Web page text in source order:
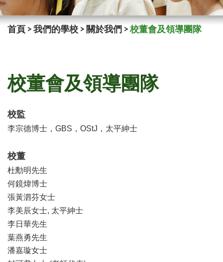
首頁 >我們的學校 > 關於我們 >校董會及領導團隊
校董會及領導團隊
校監
李宗德博士，GBS，OStJ，太平紳士
校董
杜勳明先生
何鏡煒博士
張黃泗芬女士
李美辰女士, 太平紳士
李日華先生
葉燕勇先生
潘嘉璇女士